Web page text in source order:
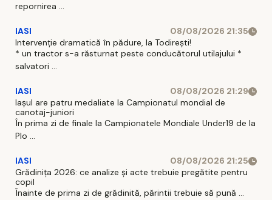
repornirea ...
IASI
08/08/2026 21:35
Intervenție dramatică în pădure, la Todirești!
* un tractor s-a răsturnat peste conducătorul utilajului *
salvatori ...
IASI
08/08/2026 21:29
Iaşul are patru medaliate la Campionatul mondial de
canotaj-juniori
În prima zi de finale la Campionatele Mondiale Under19 de la
Plo ...
IASI
08/08/2026 21:25
Grădinița 2026: ce analize și acte trebuie pregătite pentru
copil
Înainte de prima zi de grădinită, părintii trebuie să pună ...